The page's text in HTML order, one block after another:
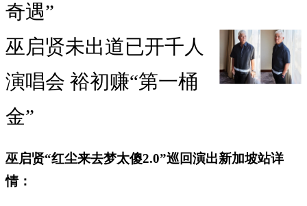
奇遇”
巫启贤未出道已开千人
演唱会 裕初赚“第一桶
金”
巫启贤“红尘来去梦太傻2.0”巡回演出新加坡站详
情：